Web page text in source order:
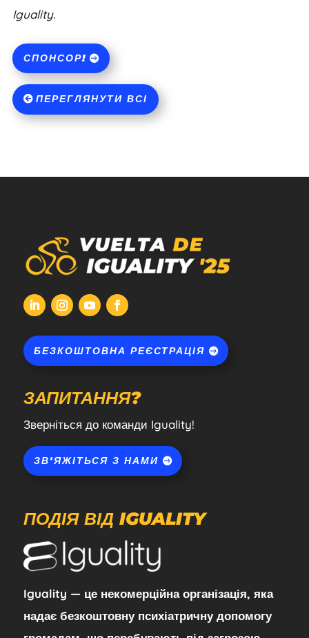
Iguality.
СПОНСОР!
ПЕРЕГЛЯНУТИ ВСІ
БЕЗКОШТОВНА РЕЄСТРАЦІЯ
ЗАПИТАННЯ?
Зверніться до команди Iguality!
ЗВ'ЯЖІТЬСЯ З НАМИ
ПОДІЯ ВІД IGUALITY
Iguality — це некомерційна організація, яка
надає безкоштовну психіатричну допомогу